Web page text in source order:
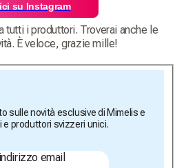
su Instagram
tutti i produttori. Troverai anche le
È veloce, grazie mille!
sulle novità esclusive di Mimelis e
produttori svizzeri unici.
email